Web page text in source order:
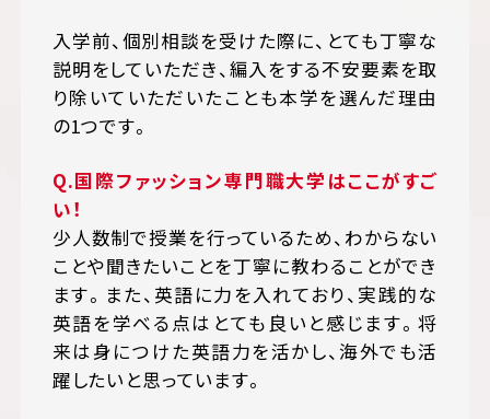
入学前、個別相談を受けた際に、とても丁寧な
説明をしていただき、編入をする不安要素を取
り除いていただいたことも本学を選んだ理由
の1つです。
Q.国際ファッション専門職大学はここがすご
い！
少人数制で授業を行っているため、わからない
ことや聞きたいことを丁寧に教わることができ
ます。また、英語に力を入れており、実践的な
英語を学べる点はとても良いと感じます。将
来は身につけた英語力を活かし、海外でも活
躍したいと思っています。